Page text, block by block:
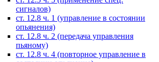
сигналов)
cт. 12.8 ч. 1 (управление в состоянии
опьянения)
ст. 12.8 ч. 2 (передача управления
пьяному)
ст. 12.8 ч. 4 (повторное управление в